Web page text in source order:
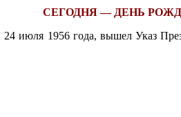
СЕГОДНЯ — ДЕНЬ
24 июля 1956 года, вышел Указ